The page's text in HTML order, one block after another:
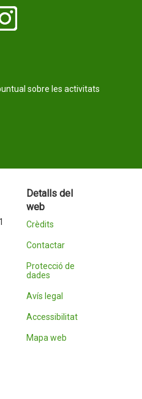
sobre les activitats
Detalls del
web
Crèdits
Contactar
Protecció de
dades
Avís legal
Accessibilitat
Mapa web